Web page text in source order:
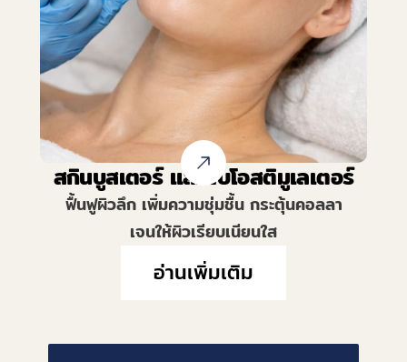
สกินบูสเตอร์ และ ไบโอสติมูเลเตอร์
ฟื้นฟูผิวลึก เพิ่มความชุ่มชื้น กระตุ้นคอลลา
เจนให้ผิวเรียบเนียนใส
อ่านเพิ่มเติม